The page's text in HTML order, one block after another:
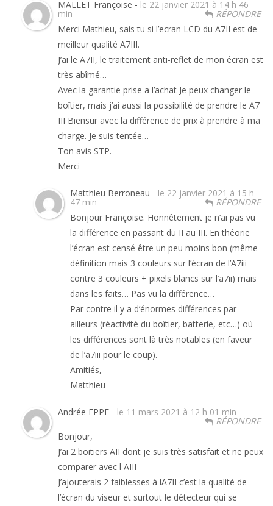
MALLET Françoise - le 22 janvier 2021 à 14 h 46
min
RÉPONDRE
Merci Mathieu, sais tu si l’ecran LCD du A7II est de
meilleur qualité A7III.
J’ai le A7II, le traitement anti-reflet de mon écran est
très abîmé…
Avec la garantie prise a l’achat Je peux changer le
boîtier, mais j’ai aussi la possibilité de prendre le A7
III Biensur avec la différence de prix à prendre à ma
charge. Je suis tentée…
Ton avis STP.
Merci
Matthieu Berroneau - le 22 janvier 2021 à 15 h
47 min
RÉPONDRE
Bonjour Françoise. Honnêtement je n’ai pas vu
la différence en passant du II au III. En théorie
l’écran est censé être un peu moins bon (même
définition mais 3 couleurs sur l’écran de l’A7iii
contre 3 couleurs + pixels blancs sur l’a7ii) mais
dans les faits… Pas vu la différence…
Par contre il y a d’énormes différences par
ailleurs (réactivité du boîtier, batterie, etc…) où
les différences sont là très notables (en faveur
de l’a7iii pour le coup).
Amitiés,
Matthieu
Andrée EPPE - le 11 mars 2021 à 12 h 01 min
RÉPONDRE
Bonjour,
J’ai 2 boitiers AII dont je suis très satisfait et ne peux
comparer avec l AIII
J’ajouterais 2 faiblesses à lA7II c’est la qualité de
l’écran du viseur et surtout le détecteur qui se